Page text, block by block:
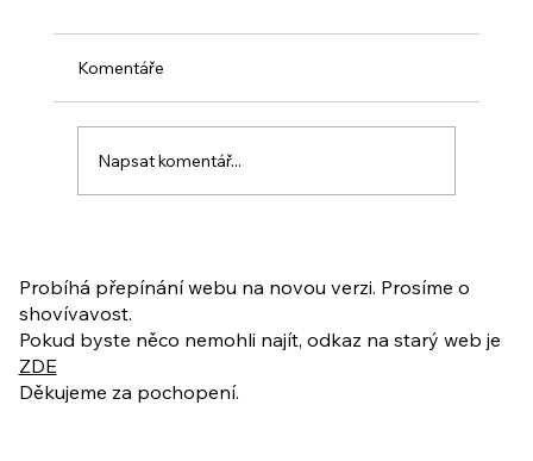
ukázkové lekce
Komentáře
Napsat komentář...
Probíhá přepínání webu na novou verzi. Prosíme o
shovívavost.
Pokud byste něco nemohli najít, odkaz na starý web je
ZDE
Děkujeme za pochopení.